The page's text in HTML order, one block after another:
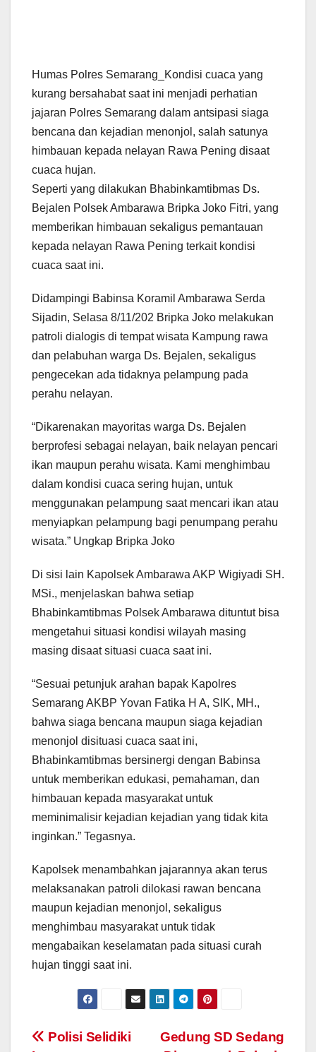
Humas Polres Semarang_Kondisi cuaca yang
kurang bersahabat saat ini menjadi perhatian
jajaran Polres Semarang dalam antsipasi siaga
bencana dan kejadian menonjol, salah satunya
himbauan kepada nelayan Rawa Pening disaat
cuaca hujan.
Seperti yang dilakukan Bhabinkamtibmas Ds.
Bejalen Polsek Ambarawa Bripka Joko Fitri, yang
memberikan himbauan sekaligus pemantauan
kepada nelayan Rawa Pening terkait kondisi
cuaca saat ini.
Didampingi Babinsa Koramil Ambarawa Serda
Sijadin, Selasa 8/11/202 Bripka Joko melakukan
patroli dialogis di tempat wisata Kampung rawa
dan pelabuhan warga Ds. Bejalen, sekaligus
pengecekan ada tidaknya pelampung pada
perahu nelayan.
“Dikarenakan mayoritas warga Ds. Bejalen
berprofesi sebagai nelayan, baik nelayan pencari
ikan maupun perahu wisata. Kami menghimbau
dalam kondisi cuaca sering hujan, untuk
menggunakan pelampung saat mencari ikan atau
menyiapkan pelampung bagi penumpang perahu
wisata.” Ungkap Bripka Joko
Di sisi lain Kapolsek Ambarawa AKP Wigiyadi SH.
MSi., menjelaskan bahwa setiap
Bhabinkamtibmas Polsek Ambarawa dituntut bisa
mengetahui situasi kondisi wilayah masing
masing disaat situasi cuaca saat ini.
“Sesuai petunjuk arahan bapak Kapolres
Semarang AKBP Yovan Fatika H A, SIK, MH.,
bahwa siaga bencana maupun siaga kejadian
menonjol disituasi cuaca saat ini,
Bhabinkamtibmas bersinergi dengan Babinsa
untuk memberikan edukasi, pemahaman, dan
himbauan kepada masyarakat untuk
meminimalisir kejadian kejadian yang tidak kita
inginkan.” Tegasnya.
Kapolsek menambahkan jajarannya akan terus
melaksanakan patroli dilokasi rawan bencana
maupun kejadian menonjol, sekaligus
menghimbau masyarakat untuk tidak
mengabaikan keselamatan pada situasi curah
hujan tinggi saat ini.
Post
Gedung SD Sedang
Polisi Selidiki